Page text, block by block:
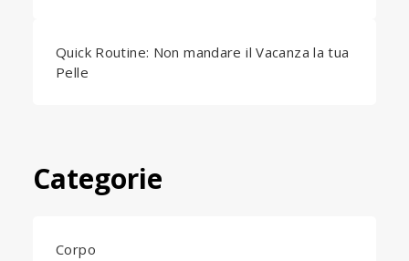
Quick Routine: Non mandare il Vacanza la tua
Pelle
Categorie
Corpo